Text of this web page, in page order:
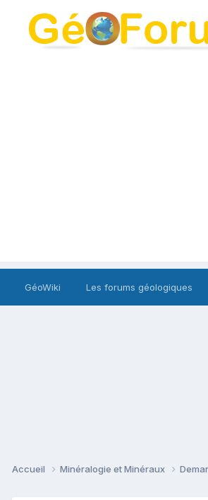
GéoWiki Les forums géologiques
Accueil Minéralogie et Minéraux